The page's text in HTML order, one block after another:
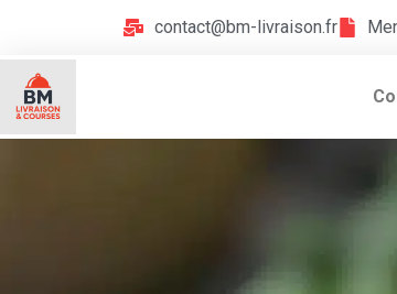
contact@bm-livraison.fr